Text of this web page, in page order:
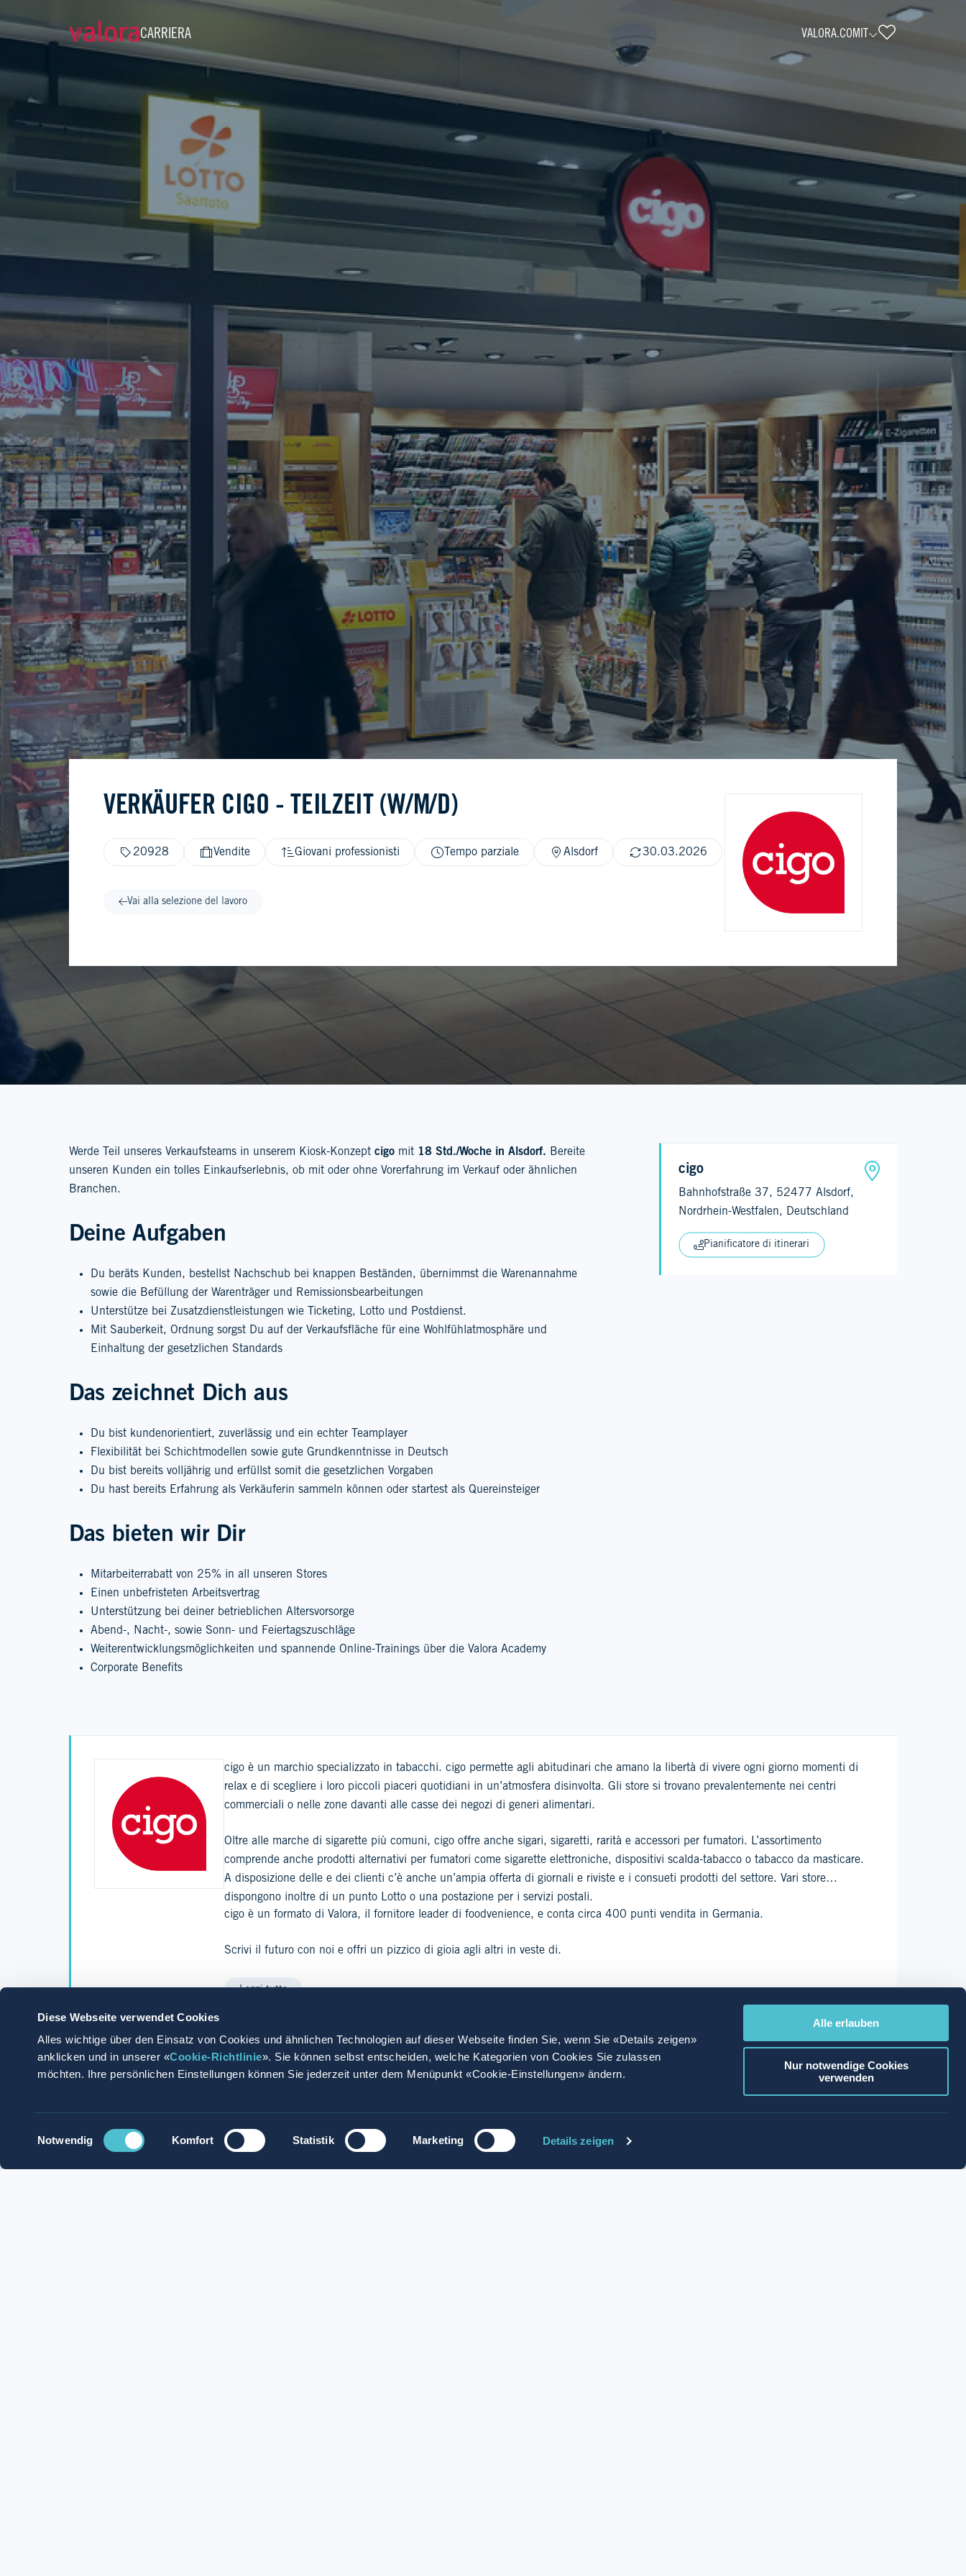
Diese Webseite verwendet Cookies
Alles wichtige über den Einsatz von Cookies und ähnlichen Technologien auf dieser Webseite finden Sie, wenn Sie «Details zeigen»
anklicken und in unserer «Cookie-Richtlinie». Sie können selbst entscheiden, welche Kategorien von Cookies Sie zulassen
möchten. Ihre persönlichen Einstellungen können Sie jederzeit unter dem Menüpunkt «Cookie-Einstellungen» ändern.
Einwilligungsauswahl
Notwendig Komfort Statistik Marketing Details zeigen
Alle erlauben
Nur notwendige Cookies
verwenden
CARRIERA VALORA.COMIT
Verkäufer cigo - Teilzeit (w/m/d) • cigo
VERKÄUFER CIGO - TEILZEIT (W/M/D)
20928 Vendite Giovani professionisti Tempo parziale Alsdorf 30.03.2026
Vai alla selezione del lavoro
Werde Teil unseres Verkaufsteams in unserem Kiosk-Konzept cigo mit 18 Std./Woche in Alsdorf. Bereite
unseren Kunden ein tolles Einkaufserlebnis, ob mit oder ohne Vorerfahrung im Verkauf oder ähnlichen
Branchen.
Deine Aufgaben
Du beräts Kunden, bestellst Nachschub bei knappen Beständen, übernimmst die Warenannahme
sowie die Befüllung der Warenträger und Remissionsbearbeitungen
Unterstütze bei Zusatzdienstleistungen wie Ticketing, Lotto und Postdienst.
Mit Sauberkeit, Ordnung sorgst Du auf der Verkaufsfläche für eine Wohlfühlatmosphäre und
Einhaltung der gesetzlichen Standards
Das zeichnet Dich aus
Du bist kundenorientiert, zuverlässig und ein echter Teamplayer
Flexibilität bei Schichtmodellen sowie gute Grundkenntnisse in Deutsch
Du bist bereits volljährig und erfüllst somit die gesetzlichen Vorgaben
Du hast bereits Erfahrung als Verkäuferin sammeln können oder startest als Quereinsteiger
Das bieten wir Dir
Mitarbeiterrabatt von 25% in all unseren Stores
Einen unbefristeten Arbeitsvertrag
Unterstützung bei deiner betrieblichen Altersvorsorge
Abend-, Nacht-, sowie Sonn- und Feiertagszuschläge
Weiterentwicklungsmöglichkeiten und spannende Online-Trainings über die Valora Academy
Corporate Benefits
cigo
Bahnhofstraße 37, 52477 Alsdorf,
Nordrhein-Westfalen, Deutschland
Pianificatore di itinerari
cigo è un marchio specializzato in tabacchi. cigo permette agli abitudinari che amano la libertà di vivere ogni giorno momenti di
relax e di scegliere i loro piccoli piaceri quotidiani in un’atmosfera disinvolta. Gli store si trovano prevalentemente nei centri
commerciali o nelle zone davanti alle casse dei negozi di generi alimentari.
Oltre alle marche di sigarette più comuni, cigo offre anche sigari, sigaretti, rarità e accessori per fumatori. L’assortimento
comprende anche prodotti alternativi per fumatori come sigarette elettroniche, dispositivi scalda-tabacco o tabacco da masticare.
A disposizione delle e dei clienti c’è anche un’ampia offerta di giornali e riviste e i consueti prodotti del settore. Vari store
dispongono inoltre di un punto Lotto o una postazione per i servizi postali.
cigo è un formato di Valora, il fornitore leader di foodvenience, e conta circa 400 punti vendita in Germania.
Scrivi il futuro con noi e offri un pizzico di gioia agli altri in veste di.
Leggi tutto